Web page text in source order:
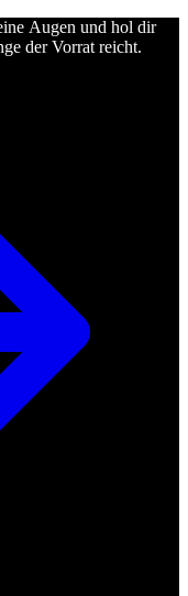
Augen und hol dir
der Vorrat reicht.